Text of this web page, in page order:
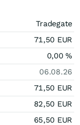
Tradegate
71,50 EUR
0,00%
06.08.26
71,50 EUR
82,50 EUR
65,50 EUR